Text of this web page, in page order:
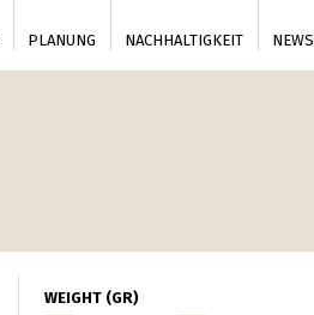
PLANUNG NACHHALTIGKEIT NEWS
WEIGHT (GR)